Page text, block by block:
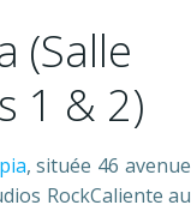
(Salle
1 & 2)
, située 46 avenue
RockCaliente au